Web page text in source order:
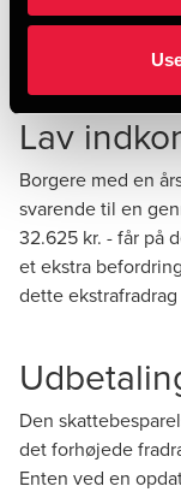
hvilke øer ikke er
Lav
Borgere med en
svarende til en
32.625 kr. - får på
et ekstra
dette
Den
det forhøjede
Enten ved en